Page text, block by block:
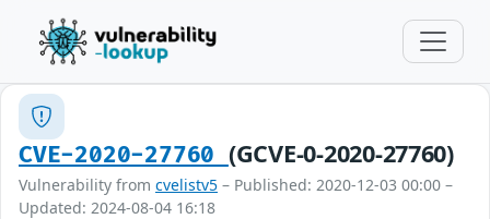
CVE-2020-27760 (GCVE-0-2020-27760)
Vulnerability from cvelistv5 – Published: 2020-12-03 00:00 –
Updated: 2024-08-04 16:18